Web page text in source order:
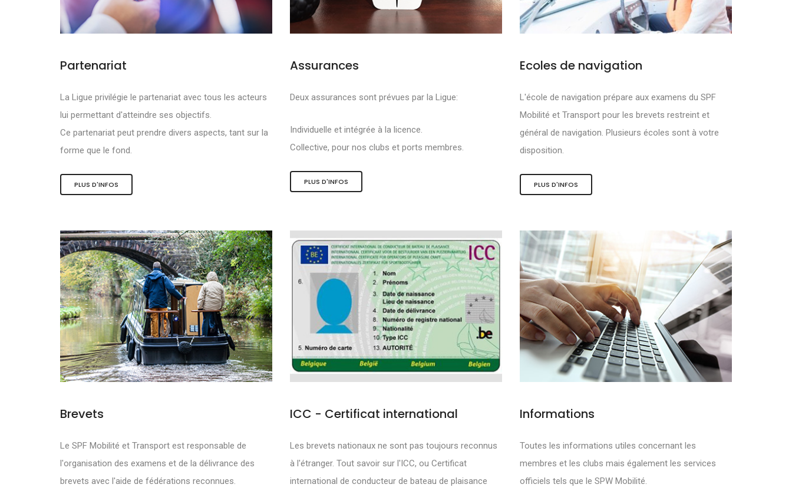
NOS OBJECTIFS SONT DE PROMOUVOIR ET
DE DEVELOPPER :
Les activités et sports nautiques
Le tourisme de qualité
La mobilité douce
Partenariat
La Ligue privilégie le partenariat avec tous les acteurs
lui permettant d'atteindre ses objectifs.
Ce partenariat peut prendre divers aspects, tant sur la
forme que le fond.
PLUS D'INFOS
Assurances
Deux assurances sont prévues par la Ligue:
Individuelle et intégrée à la licence.
Collective, pour nos clubs et ports membres.
PLUS D'INFOS
Ecoles de navigation
L'école de navigation prépare aux examens du SPF
Mobilité et Transport pour les brevets restreint et
général de navigation. Plusieurs écoles sont à votre
disposition.
PLUS D'INFOS
Brevets
Le SPF Mobilité et Transport est responsable de
l'organisation des examens et de la délivrance des
brevets avec l'aide de fédérations reconnues.
ICC - Certificat international
Les brevets nationaux ne sont pas toujours reconnus
à l'étranger. Tout savoir sur l'ICC, ou Certificat
international de conducteur de bateau de plaisance
Informations
Toutes les informations utiles concernant les
membres et les clubs mais également les services
officiels tels que le SPW Mobilité.